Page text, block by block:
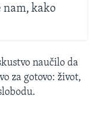
nam, kako
naučilo da
za gotovo: život,